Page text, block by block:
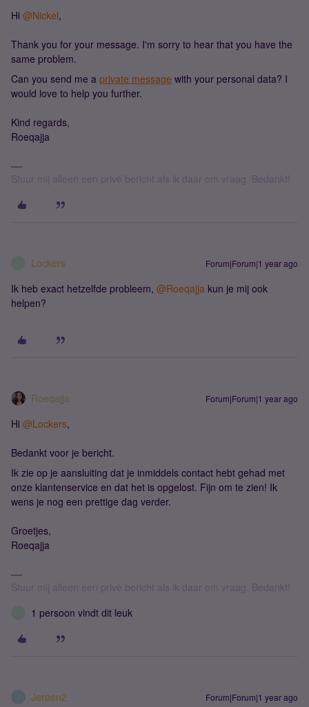
Hi @Nickel,
Thank you for your message. I'm sorry to hear that you have the
same problem.
Can you send me a private message with your personal data? I
would love to help you further.
Kind regards,
Roeqajja
Stuur mij alleen een privé bericht als ik daar om vraag. Bedankt!
Lockers Forum|Forum|1 year ago
Ik heb exact hetzelfde probleem, @Roeqajja kun je mij ook
helpen?
Roeqajja Forum|Forum|1 year ago
Hi @Lockers,
Bedankt voor je bericht.
Ik zie op je aansluiting dat je inmiddels contact hebt gehad met
onze klantenservice en dat het is opgelost. Fijn om te zien! Ik
wens je nog een prettige dag verder.
Groetjes,
Roeqajja
Stuur mij alleen een privé bericht als ik daar om vraag. Bedankt!
1 persoon vindt dit leuk
Jeroen2 Forum|Forum|1 year ago